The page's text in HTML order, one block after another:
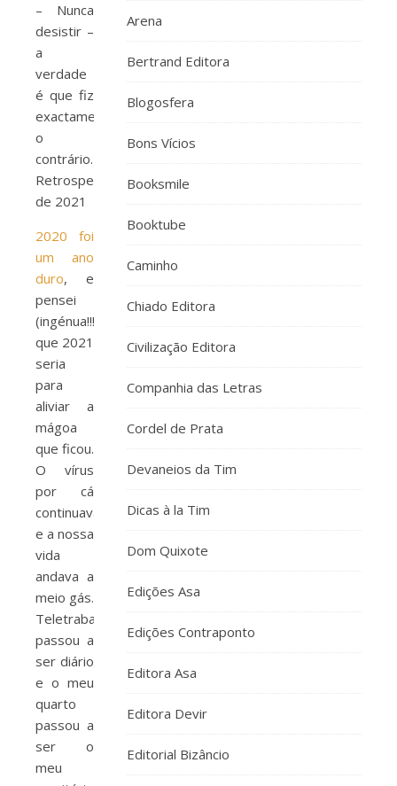
– Nunca
desistir –
a
verdade
é que fiz
exactamente
o
contrário. –
Retrospectiva
de 2021
2020 foi
um ano
duro, e
pensei
(ingénua!!!!!)
que 2021
seria
para
aliviar a
mágoa
que ficou.
O vírus
por cá
continuava
e a nossa
vida
andava a
meio gás.
Teletrabalho
passou a
ser diário
e o meu
quarto
passou a
ser o
meu
Arena
Bertrand Editora
Blogosfera
Bons Vícios
Booksmile
Booktube
Caminho
Chiado Editora
Civilização Editora
Companhia das Letras
Cordel de Prata
Devaneios da Tim
Dicas à la Tim
Dom Quixote
Edições Asa
Edições Contraponto
Editora Asa
Editora Devir
Editorial Bizâncio